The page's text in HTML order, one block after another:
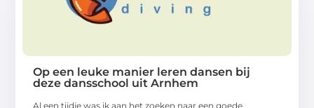
Op een leuke manier leren dansen bij
deze dansschool uit Arnhem
Al een tijdje was ik aan het zoeken naar een goede